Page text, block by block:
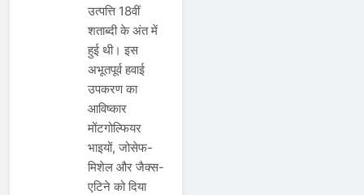
उत्पत्ति 18वीं
शताब्दी के अंत में
हुई थी। इस
अभूतपूर्व हवाई
उपकरण का
आविष्कार
मोंटगोल्फियर
भाइयों, जोसेफ-
मिशेल और जैक्स-
एटिने को दिया